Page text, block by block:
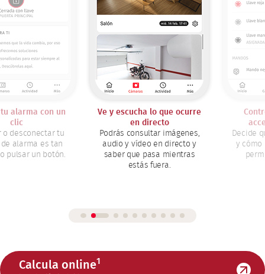
con un
tu
es tan
un botón.
Ve y escucha lo que ocurre
en directo
Podrás consultar imágenes,
audio y vídeo en directo y
saber que pasa mientras
estás fuera.
Controla
acceso
Decide
y cómo
Calcula online1